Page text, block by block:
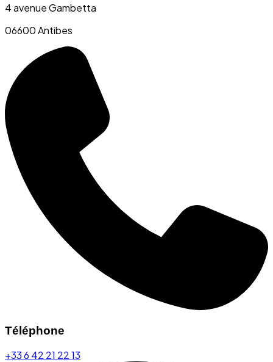
4 avenue Gambetta
06600 Antibes
Téléphone
+33 6 42 21 22 13